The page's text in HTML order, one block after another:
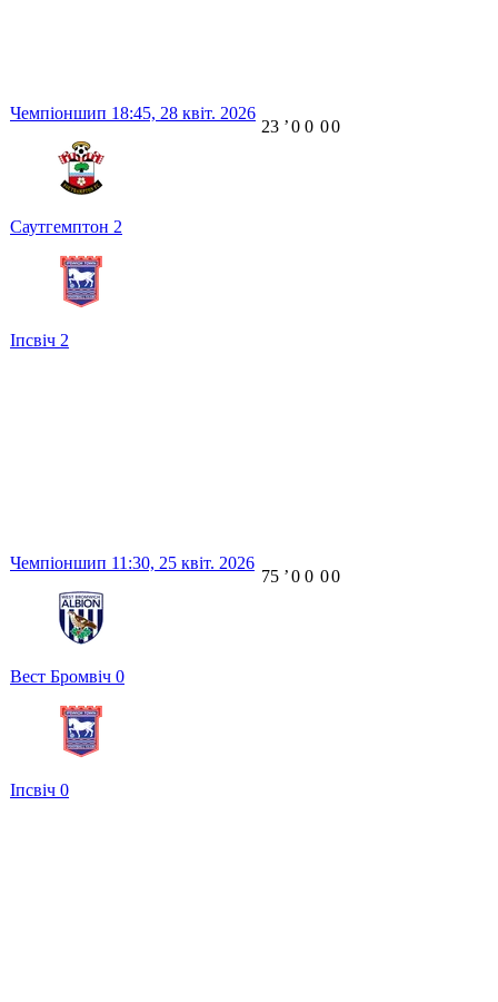
Чемпіоншип 18:45, 28 квіт. 2026
Саутгемптон 2
Іпсвіч 2
23 ʼ0 0 00
Чемпіоншип 11:30, 25 квіт. 2026
Вест Бромвіч 0
Іпсвіч 0
75 ʼ0 0 00